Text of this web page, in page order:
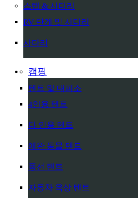
스텝 & 사다리
RV 단계 및 사다리
사다리
캠핑
텐트 및 대피소
4인용 텐트
다 인용 텐트
애완 동물 텐트
풍선 텐트
자동차 옥상 텐트